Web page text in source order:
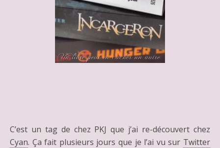
C’est un tag de chez PKJ que j’ai re-découvert chez
Cyan. Ça fait plusieurs jours que je l’ai vu sur Twitter